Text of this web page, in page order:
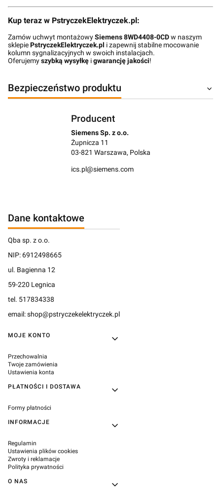
Kup teraz w PstryczekElektryczek.pl:
Zamów uchwyt montażowySiemens 8WD4408-0CDw naszym
sklepiePstryczekElektryczek.pl i zapewnij stabilne mocowanie
kolumn sygnalizacyjnych w swoich instalacjach.
Oferujemyszybką wysyłkę igwarancję jakości!
Bezpieczeństwo produktu
Producent
Siemens Sp. z o.o.
Żupnicza 11
03-821 Warszawa, Polska
ics.pl@siemens.com
Dane kontaktowe
Qba sp. z o.o.
NIP: 6912498665
ul. Bagienna 12
59-220 Legnica
tel. 517834338
email: shop@pstryczekelektryczek.pl
Linki w stopce
MOJE KONTO
Przechowalnia
Twoje zamówienia
Ustawienia konta
PŁATNOŚCI I DOSTAWA
Formy płatności
INFORMACJE
Regulamin
Ustawienia plików cookies
Zwroty i reklamacje
Polityka prywatności
O NAS